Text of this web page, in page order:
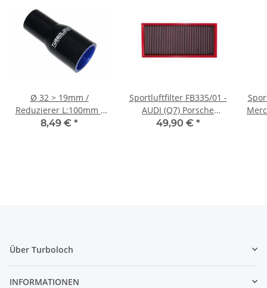
Ø 32 > 19mm /
Reduzierer L:100mm /
Silikonschlauch -
8,49 € *
Sportluftfilter FB335/01 -
AUDI (Q7) Porsche
(Cayenne) VW (Toureg)
49,90 € *
Über Turboloch
INFORMATIONEN